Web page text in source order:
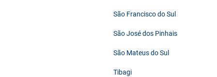
São Francisco do Sul
São José dos Pinhais
São Mateus do Sul
Tibagi